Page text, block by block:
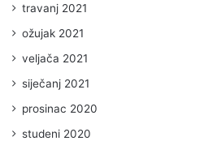
travanj 2021
ožujak 2021
veljača 2021
siječanj 2021
prosinac 2020
studeni 2020